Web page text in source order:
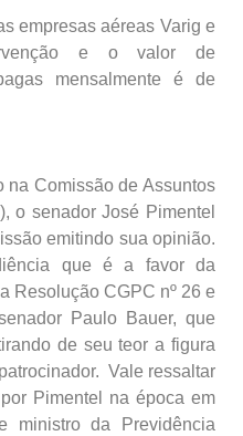
empresas aéreas Varig e
e o valor de
mensalmente é de
na Comissão de Assuntos
o senador José Pimentel
emitindo sua opinião.
que é a favor da
Resolução CGPC nº 26 e
Paulo Bauer, que
de seu teor a figura
Vale ressaltar
Pimentel na época em
ministro da Previdência